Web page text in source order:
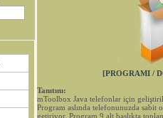
[PROGRAMI /
Tanıtım:
mToolbox Java telefonlar için
Program aslında telefonunuzda sabit
getiriyor. Program 9 alt başlıkta